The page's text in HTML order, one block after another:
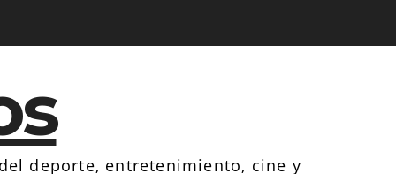
deporte, entretenimiento, cine y